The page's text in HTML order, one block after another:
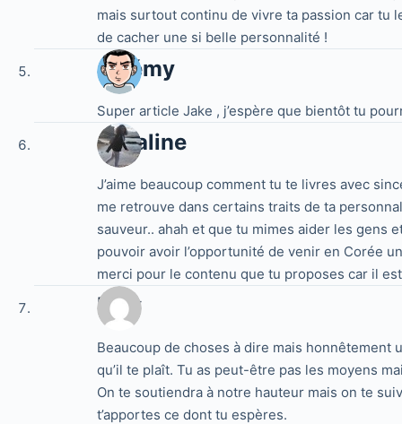
mais surtout continu de vivre ta passion car tu
de cacher une si belle personnalité !
Jérémy
Super article Jake , j’espère que bientôt tu
Coraline
J’aime beaucoup comment tu te livres avec
me retrouve dans certains traits de ta
sauveur.. ahah et que tu mimes aider les gens
pouvoir avoir l’opportunité de venir en Corée
merci pour le contenu que tu proposes car il
May
Beaucoup de choses à dire mais honnêtement
qu’il te plaît. Tu as peut-être pas les moyens
On te soutiendra à notre hauteur mais on te
t’apportes ce dont tu espères.